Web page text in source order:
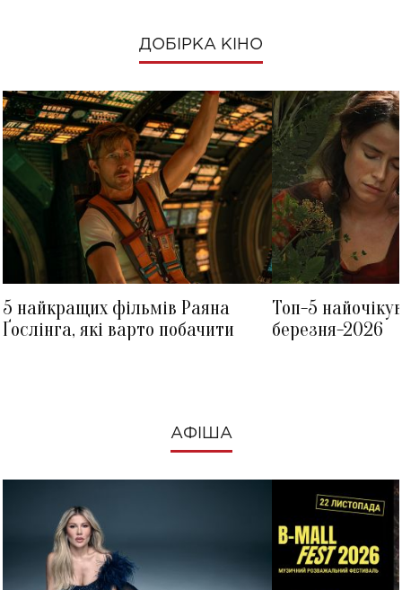
ДОБІРКА КІНО
5 найкращих фільмів Раяна
Ґослінга, які варто побачити
Топ-5
березня-2026
АФІША